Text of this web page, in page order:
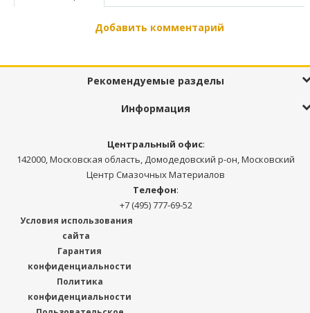
Добавить комментарий
Рекомендуемые разделы
Информация
Центральный офис:
142000, Московская область, Домодедовский р-он, Московский
Центр Смазочных Материалов
Телефон:
+7 (495) 777-69-52
Условия использования
сайта
Гарантия
конфиденциальности
Политика
конфиденциальности